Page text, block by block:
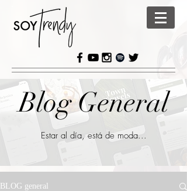
BLOG general
Blog General
Estar al día, está de moda...